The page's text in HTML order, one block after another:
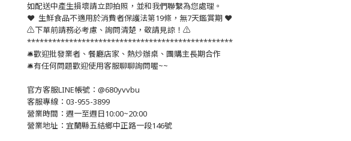
如配送中產生損壞請立即拍照，並和我們聯繫為您處理。
❤️ 生鮮食品不適用於消費者保護法第19條，無7天鑑賞期 ❤️
⚠️下單前請務必考慮、詢問清楚，敬請見諒！⚠️
*************************************************
🛎歡迎批發業者、餐廳店家、熱炒辦桌、團購主長期合作
🛎有任何問題歡迎使用客服聊聊詢問喔~~
官方客服LINE帳號：@680yvvbu
客服專線：03-955-3899
營業時間：週一至週日10:00~20:00
營業地址：宜蘭縣五結鄉中正路一段146號